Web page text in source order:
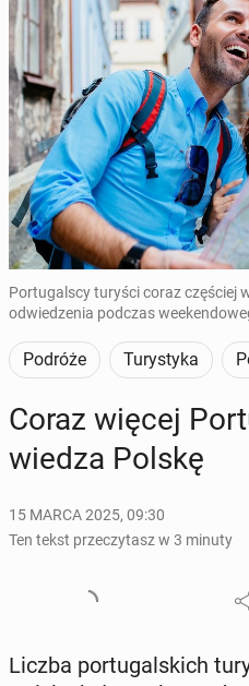
Portugalscy turyści coraz częściej
odwiedzenia podczas
Podróże Turystyka
Coraz więcej
wie­dza Polskę
15 MARCA 2025, 09:30
Ten tekst przeczytasz w 3 minuty
Liczba por­tu­gal­skich